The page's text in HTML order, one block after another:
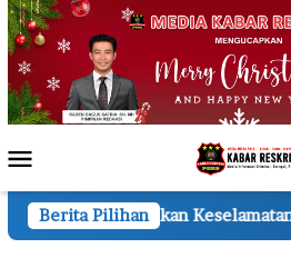
Loncat
ke
konten
Mobile
Berita Pilihan
Keselamatan Berlalu Lintas